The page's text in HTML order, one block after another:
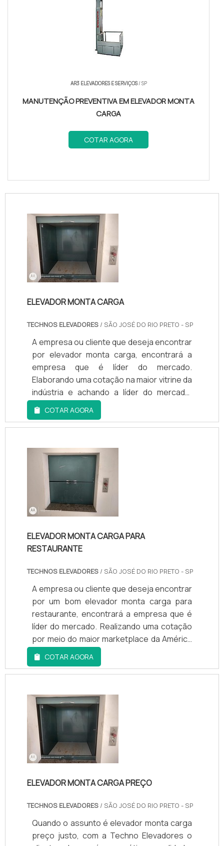
AR3 ELEVADORES E SERVIÇOS/ SP
MANUTENÇÃO PREVENTIVA EM ELEVADOR MONTA
CARGA
COTAR AGORA
ELEVADOR MONTA CARGA
TECHNOS ELEVADORES / SÃO JOSÉ DO RIO PRETO - SP
A empresa ou cliente que deseja encontrar
por elevador monta carga, encontrará a
empresa que é líder do mercado.
Elaborando uma cotação na maior vitrine da
indústria e achando a líder do mercado.
Quando o quesito é elevador, com os
profissionais da Techno Elevadores
atingirá excelente custo-benefício com
ambiente, segurança e saúde no trabalho.A
EMPRESA GARANTE UMA SÉRIE DE
BENEFÍCIOSA Techno Ele...
COTAR AGORA
ELEVADOR MONTA CARGA PARA
RESTAURANTE
TECHNOS ELEVADORES / SÃO JOSÉ DO RIO PRETO - SP
A empresa ou cliente que deseja encontrar
por um bom elevador monta carga para
restaurante, encontrará a empresa que é
líder do mercado. Realizando uma cotação
por meio do maior marketplace da América
Latina, acaba conhecendo a líder do
mercado: Techno Elevadores.DETALHES
SOBRE O FUNCIONAMENTO DA EMPRESASe
para restaurante responsável, acha a
Techno Elevadores. Com grande
expressão de mercado quand...
COTAR AGORA
ELEVADOR MONTA CARGA PREÇO
TECHNOS ELEVADORES / SÃO JOSÉ DO RIO PRETO - SP
Quando o assunto é elevador monta carga
preço justo, com a Techno Elevadores o